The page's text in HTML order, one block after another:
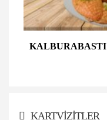
KALBURABASTI
KARTVIZITLER